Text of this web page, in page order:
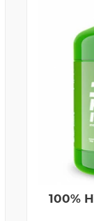
100%